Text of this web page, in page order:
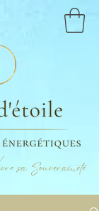
sa Souveraineté